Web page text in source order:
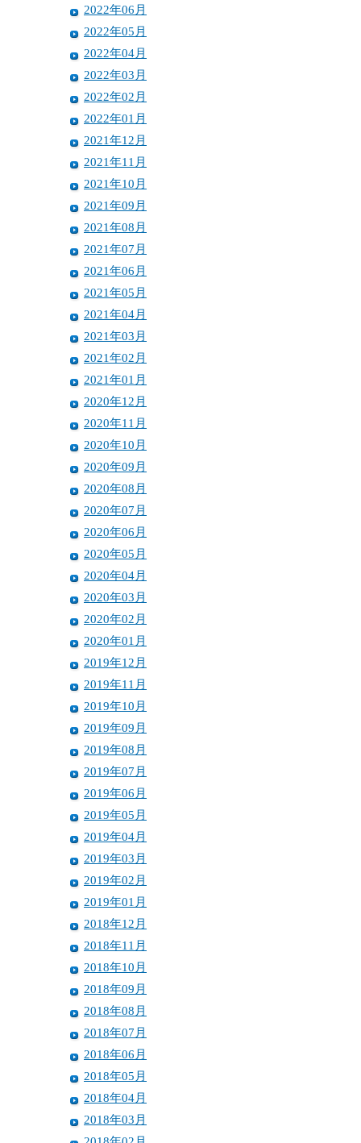
2022年06月
2022年05月
2022年04月
2022年03月
2022年02月
2022年01月
2021年12月
2021年11月
2021年10月
2021年09月
2021年08月
2021年07月
2021年06月
2021年05月
2021年04月
2021年03月
2021年02月
2021年01月
2020年12月
2020年11月
2020年10月
2020年09月
2020年08月
2020年07月
2020年06月
2020年05月
2020年04月
2020年03月
2020年02月
2020年01月
2019年12月
2019年11月
2019年10月
2019年09月
2019年08月
2019年07月
2019年06月
2019年05月
2019年04月
2019年03月
2019年02月
2019年01月
2018年12月
2018年11月
2018年10月
2018年09月
2018年08月
2018年07月
2018年06月
2018年05月
2018年04月
2018年03月